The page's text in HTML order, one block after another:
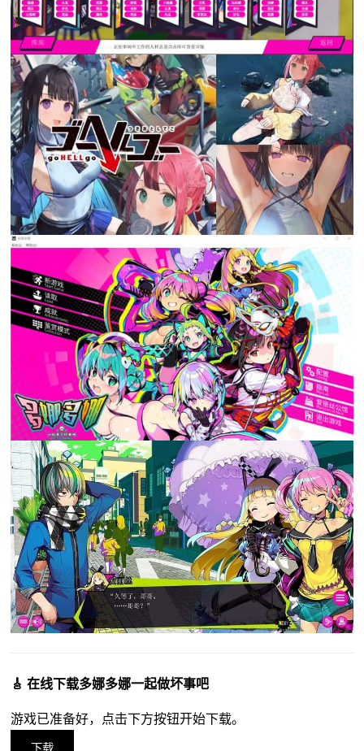
🎸 在线下载多娜多娜一起做坏事吧
游戏已准备好，点击下方按钮开始下载。
下载